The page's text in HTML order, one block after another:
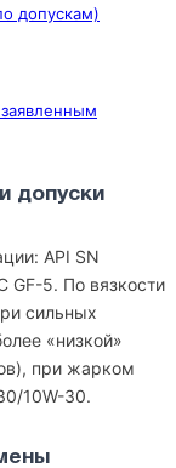
допускам)
допуски
API SN
GF-5. По вязкости
сильных
«низкой»
при жарком
10W-30.